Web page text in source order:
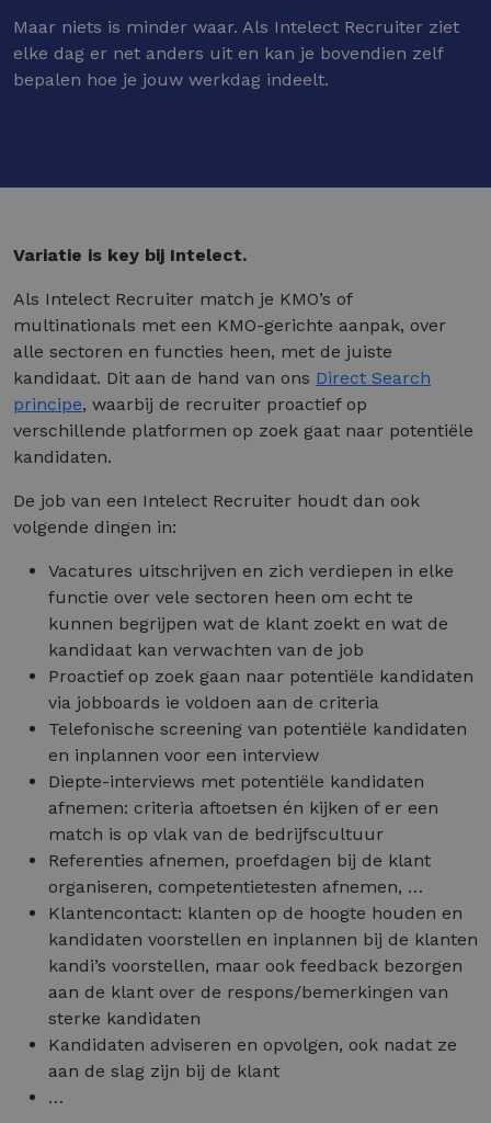
Maar niets is minder waar. Als Intelect Recruiter ziet
elke dag er net anders uit en kan je bovendien zelf
bepalen hoe je jouw werkdag indeelt.
Variatie is key bij Intelect.
Als Intelect Recruiter match je KMO’s of
multinationals met een KMO-gerichte aanpak, over
alle sectoren en functies heen, met de juiste
kandidaat. Dit aan de hand van ons Direct Search
principe, waarbij de recruiter proactief op
verschillende platformen op zoek gaat naar potentiële
kandidaten.
De job van een Intelect Recruiter houdt dan ook
volgende dingen in:
Vacatures uitschrijven en zich verdiepen in elke
functie over vele sectoren heen om echt te
kunnen begrijpen wat de klant zoekt en wat de
kandidaat kan verwachten van de job
Proactief op zoek gaan naar potentiële kandidaten
via jobboards ie voldoen aan de criteria
Telefonische screening van potentiële kandidaten
en inplannen voor een interview
Diepte-interviews met potentiële kandidaten
afnemen: criteria aftoetsen én kijken of er een
match is op vlak van de bedrijfscultuur
Referenties afnemen, proefdagen bij de klant
organiseren, competentietesten afnemen, …
Klantencontact: klanten op de hoogte houden en
kandidaten voorstellen en inplannen bij de klanten
kandi’s voorstellen, maar ook feedback bezorgen
aan de klant over de respons/bemerkingen van
sterke kandidaten
Kandidaten adviseren en opvolgen, ook nadat ze
aan de slag zijn bij de klant
…